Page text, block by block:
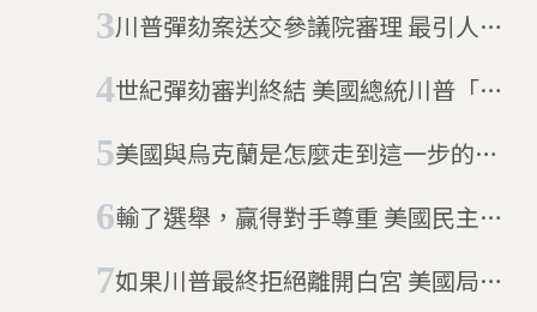
川普彈劾案送交參議院審理 最引人注
世紀彈劾審判終結 美國總統川普「無
美國與烏克蘭是怎麼走到這一步的？
輸了選舉，贏得對手尊重 美國民主黨
如果川普最終拒絕離開白宮 美國局勢